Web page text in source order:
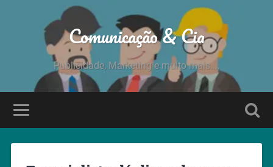
Comunicação & Cia
Publicidade, Marketing e muito mais....